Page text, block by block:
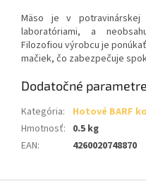
Mäso je v potravinárskej
laboratóriami, a
Filozofiou výrobcu je
mačiek, čo zabezpečuje
Dodatočné parametre
Kategória:
Hotové BARF
Hmotnosť: 0.5 kg
EAN: 4260020748870